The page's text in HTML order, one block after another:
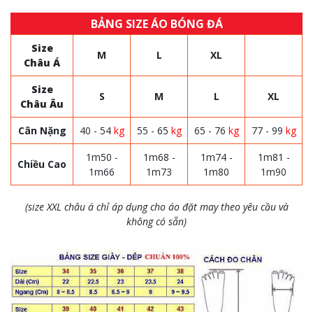
BẢNG SIZE ÁO BÓNG ĐÁ
Size
Châu Á
M L XL
Size
Châu Âu
S M L XL
Cân Nặng 40 - 54 kg 55 - 65 kg 65 - 76 kg 77 - 99 kg
Chiều Cao
1m50 -
1m66
1m68 -
1m73
1m74 -
1m80
1m81 -
1m90
(size XXL châu á chỉ áp dụng cho áo đặt may theo yêu cầu và
không có sẵn)